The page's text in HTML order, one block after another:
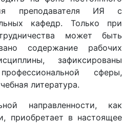
преподавателя ИЯ с
кафедр. Только при
может быть
содержание рабочих
зафиксированы
сферы,
литература.
направленности, как
приобретает в настоящее